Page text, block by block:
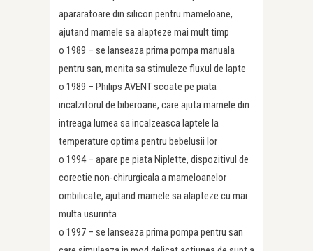
apararatoare din silicon pentru mameloane,
ajutand mamele sa alapteze mai mult timp
o 1989 – se lanseaza prima pompa manuala
pentru san, menita sa stimuleze fluxul de lapte
o 1989 – Philips AVENT scoate pe piata
incalzitorul de biberoane, care ajuta mamele din
intreaga lumea sa incalzeasca laptele la
temperature optima pentru bebelusii lor
o 1994 – apare pe piata Niplette, dispozitivul de
corectie non-chirurgicala a mameloanelor
ombilicate, ajutand mamele sa alapteze cu mai
multa usurinta
o 1997 – se lanseaza prima pompa pentru san